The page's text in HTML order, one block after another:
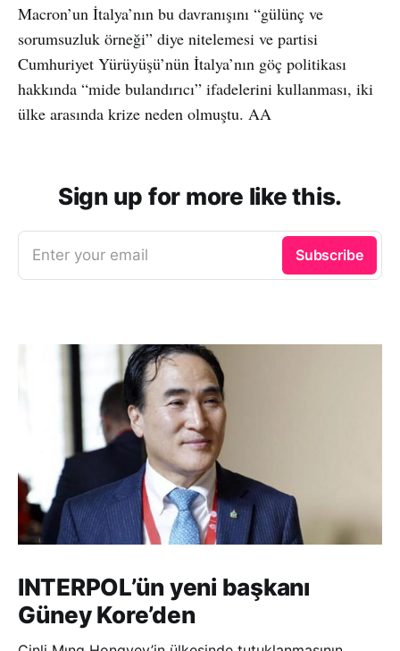
Macron’un İtalya’nın bu davranışını “gülünç ve
sorumsuzluk örneği” diye nitelemesi ve partisi
Cumhuriyet Yürüyüşü’nün İtalya’nın göç politikası
hakkında “mide bulandırıcı” ifadelerini kullanması, iki
ülke arasında krize neden olmuştu. AA
Sign up for more like this.
Enter your email Subscribe
INTERPOL’ün yeni başkanı
Güney Kore’den